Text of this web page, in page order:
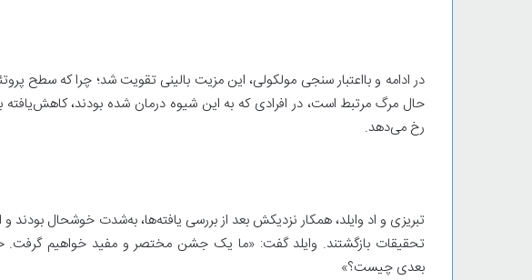
در ادامه و بااعتبار سنجی مولکولی، این مزیت بالینی تقویت شد؛ چرا که سطح
حال مرگ مرتبط است، در افرادی که به این شیوه درمان شده بودند،
رخ می‌دهد.
تبریزی و اد وایلد، همکار نزدیکش بعد از بررسی یافته‌ها، به‌شدت خوشحال بودند و
تحقیقات بازگشتند. وایلد گفت: «ما یک جشن مختصر و مفید خواهیم
بعدی چیست؟»